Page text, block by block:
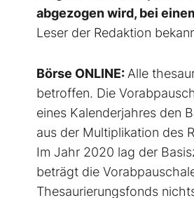
abgezogen wird, bei
Leser der Redaktion
Börse ONLINE:Alle
betroffen. Die
eines Kalenderjahres den
aus der Multiplikation des
Im Jahr 2020 lag der
beträgt die
Thesaurierungsfonds